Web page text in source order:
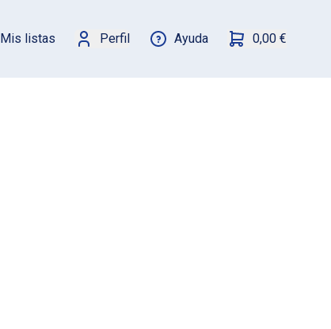
Mis listas Perfil Ayuda 0,00 €